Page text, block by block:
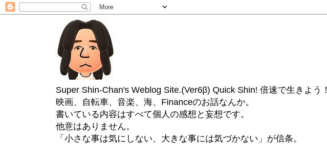
Super Shin-Chan's Weblog Site.(Ver6β) Quick Shin! 倍速で生きよう！
映画、自転車、音楽、海、Financeのお話なんか。
書いている内容はすべて個人の感想と妄想です。
他意はありません。
「小さな事は気にしない、大きな事には気づかない」が信条。